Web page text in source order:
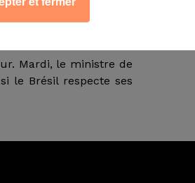
dans la lutte contre
Mardi, le ministre de
le Brésil respecte ses